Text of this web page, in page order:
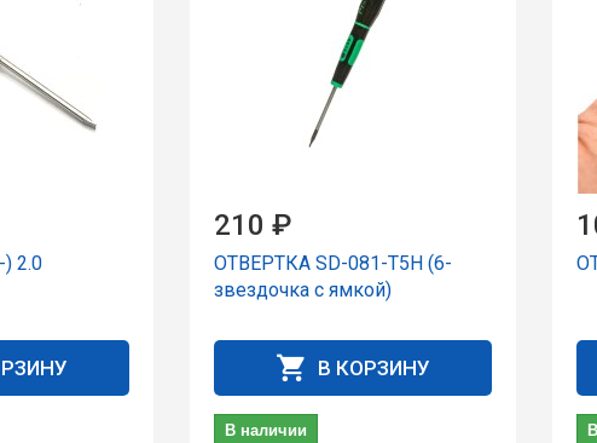
2.0
210 ₽
ОТВЕРТКА SD-081-T5H (6-
звездочка с ямкой)
В КОРЗИНУ
В наличии